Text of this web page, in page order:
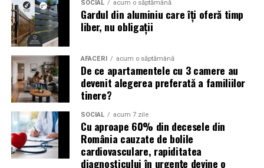
reacționeze înainte de a verifica sursa.
Turneul se încheie pe 19 iulie, iar specialiștii anticipează
o intensificare a activității frauduloase în perioada
finalei. Printre cele mai utilizate pretexte se numără
transmisiunile pirat, biletele revândute, pariurile,
tombolele, concursurile și falsele oferte de călătorie.
Pentru a răspunde riscurilor tot mai complexe,
cyber_Folks a lansat la finalul lunii iunie robo_Folks,
primul asistent AI integrat într-un panou de hosting
SOCIAL acum o săptămână
Gardul din aluminiu care îți oferă timp
liber, nu obligații
AFACERI acum o săptămână
De ce apartamentele cu 3 camere au
devenit alegerea preferată a familiilor
tinere?
SOCIAL acum 7 zile
Cu aproape 60% din decesele din
România cauzate de bolile
cardiovasculare, rapiditatea
diagnosticului în urgențe devine o